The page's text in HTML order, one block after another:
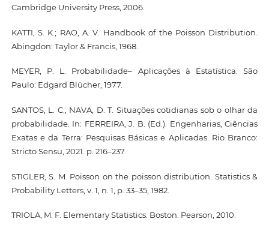
Cambridge University Press, 2006.
KATTI, S. K.; RAO, A. V. Handbook of the Poisson Distribution.
Abingdon: Taylor & Francis, 1968.
MEYER, P. L. Probabilidade– Aplicações à Estatística. São
Paulo: Edgard Blücher, 1977.
SANTOS, L. C.; NAVA, D. T. Situações cotidianas sob o olhar da
probabilidade. In: FERREIRA, J. B. (Ed.). Engenharias, Ciências
Exatas e da Terra: Pesquisas Básicas e Aplicadas. Rio Branco:
Stricto Sensu, 2021. p. 216–237.
STIGLER, S. M. Poisson on the poisson distribution. Statistics &
Probability Letters, v. 1, n. 1, p. 33–35, 1982.
TRIOLA, M. F. Elementary Statistics. Boston: Pearson, 2010.